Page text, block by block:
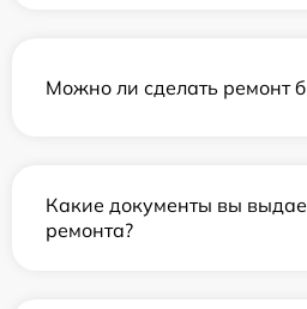
Можно ли сделать ремонт
Какие документы вы
ремонта?